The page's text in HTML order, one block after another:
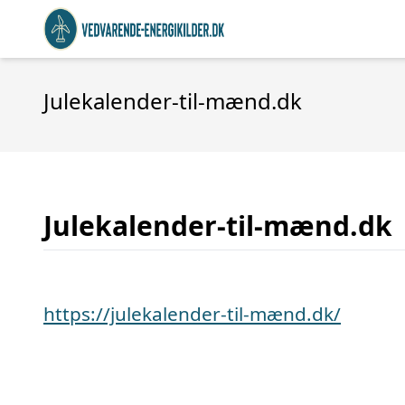
Julekalender-til-mænd.dk
Julekalender-til-mænd.dk
https://julekalender-til-mænd.dk/